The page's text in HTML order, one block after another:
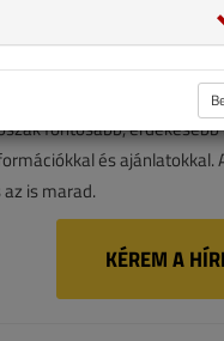
VGF&HKL hírlevél
Vegye igénybe ön is!
kétszer érkezik e-
fontosabb, érdekesebb
és ajánlatokkal.
az is marad.
KÉREM A